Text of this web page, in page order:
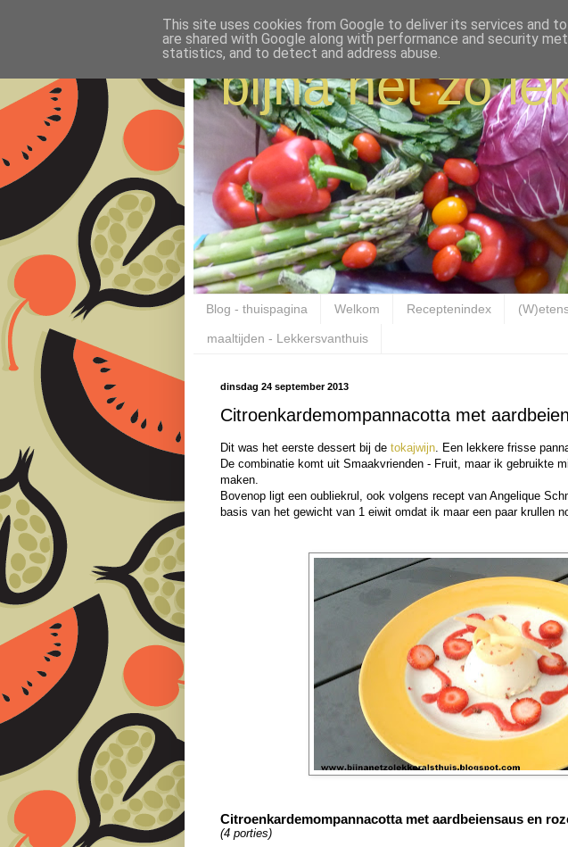
bijna net zo
Blog - thuispagina Welkom Receptenindex
maaltijden - Lekkersvanthuis
dinsdag 24 september 2013
Citroenkardemompannacotta met
Dit was het eerste dessert bij de tokajwijn . Een lekkere frisse
De combinatie komt uit Smaakvrienden - Fruit, maar ik gebruikte
maken.
Bovenop ligt een oubliekrul, ook volgens recept van Angelique
basis van het gewicht van 1 eiwit omdat ik maar een paar krullen
Citroenkardemompannacotta met aardbeiensaus en
(4 porties)
This site uses cookies from Google to deliver its services and
are shared with Google along with performance and security
statistics, and to detect and address abuse.